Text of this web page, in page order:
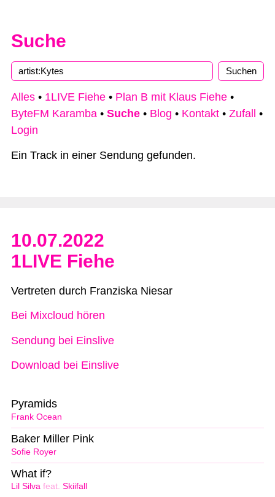
Suche
Alles • 1LIVE Fiehe • Plan B mit Klaus Fiehe •
ByteFM Karamba • Suche • Blog • Kontakt • Zufall
•
Login
Ein Track in einer Sendung gefunden.
10.07.2022
1LIVE Fiehe
Vertreten durch Franziska Niesar
Bei Mixcloud hören
Sendung bei Einslive
Download bei Einslive
Frank Ocean
Pyramids
Sofie Royer
Baker Miller Pink
Lil Silva feat. Skiifall
What if?